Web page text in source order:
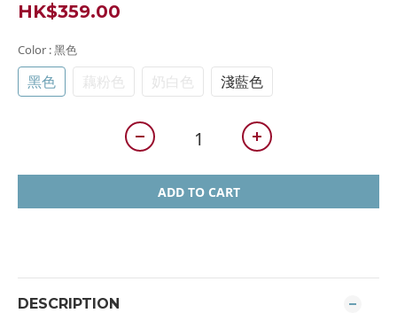
HK$359.00
Color : 黑色
黑色 藕粉色 奶白色 淺藍色
ADD TO CART
DESCRIPTION